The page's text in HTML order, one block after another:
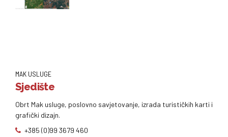
MAK USLUGE
Sjedište
Obrt Mak usluge, poslovno savjetovanje, izrada turističkih karti i
grafički dizajn.
+385 (0)99 3679 460